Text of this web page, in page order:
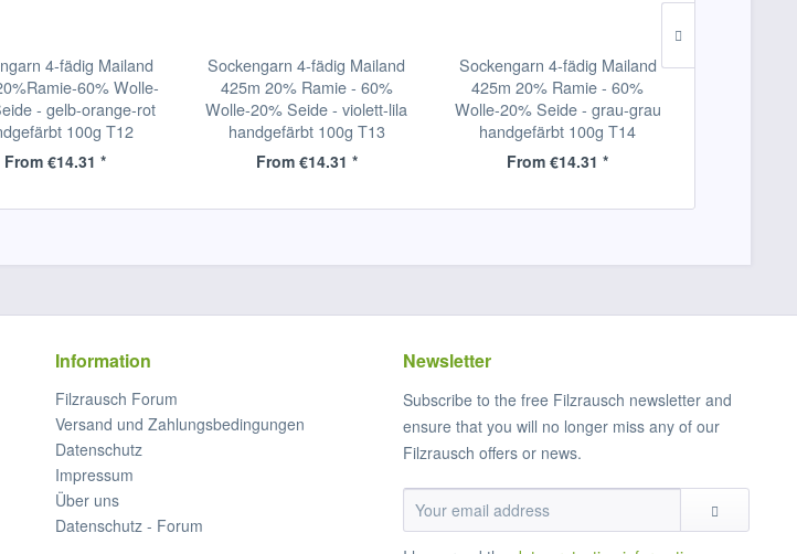
4-fädig Mailand
60% Wolle-
- gelb-orange-rot
100g T12
From €14.31 *
Sockengarn 4-fädig Mailand
425m 20% Ramie - 60%
Wolle-20% Seide - violett-lila
handgefärbt 100g T13
From €14.31 *
Sockengarn 4-fädig Mailand
425m 20% Ramie - 60%
Wolle-20% Seide - grau-grau
handgefärbt 100g T14
From €14.31 *
Information
Filzrausch Forum
Versand und Zahlungsbedingungen
Datenschutz
Impressum
Über uns
Datenschutz - Forum
Newsletter
Subscribe to the free Filzrausch newsletter and
ensure that you will no longer miss any of our
Filzrausch offers or news.